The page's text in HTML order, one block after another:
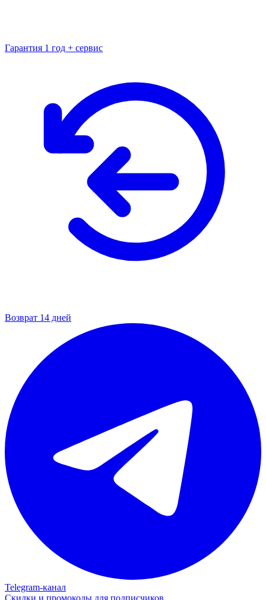
Гарантия 1 год + сервис
Возврат 14 дней
Telegram‑канал
Скидки и промокоды для подписчиков